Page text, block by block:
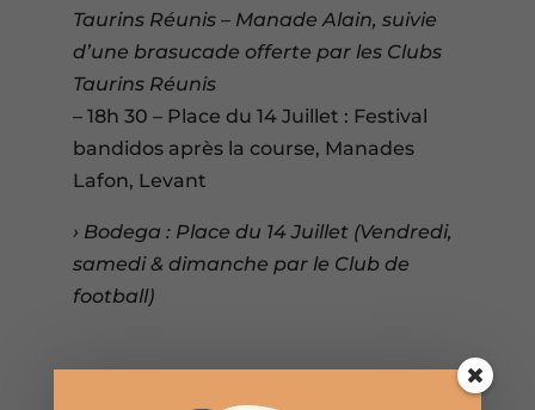
Taurins Réunis – Manade Alain, suivie
d’une brasucade offerte par les Clubs
Taurins Réunis
– 18h 30 – Place du 14 Juillet : Festival
bandidos après la course, Manades
Lafon, Levant
› Bodega : Place du 14 Juillet (Vendredi,
samedi & dimanche par le Club de
football)